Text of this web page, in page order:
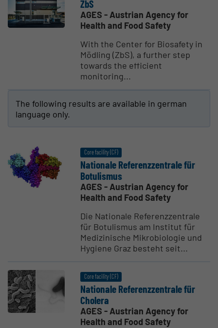
ZbS
AGES - Austrian Agency for
Health and Food Safety
With the Center for Biosafety in
Mödling (ZbS), a further step
towards the efficient
monitoring...
The following results are available in german
language only.
Core facility (CF)
Nationale Referenzzen­trale für
Botulismus
AGES - Austrian Agency for
Health and Food Safety
Die Nationale Referenzzentrale
für Botulismus am Institut für
Medizinische Mikrobiologie und
Hygiene Graz besteht seit...
Core facility (CF)
Nationale Referenzzen­trale für
Cholera
AGES - Austrian Agency for
Health and Food Safety